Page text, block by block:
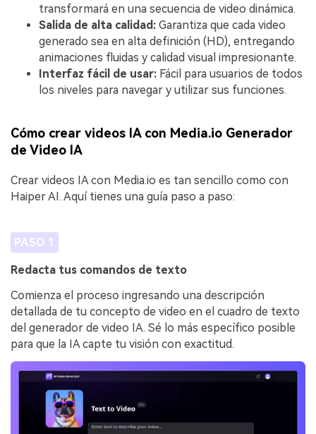
transformará en una secuencia de video dinámica.
Salida de alta calidad: Garantiza que cada video
generado sea en alta definición (HD), entregando
animaciones fluidas y calidad visual impresionante.
Interfaz fácil de usar: Fácil para usuarios de todos
los niveles para navegar y utilizar sus funciones.
Cómo crear videos IA con Media.io Generador
de Video IA
Crear videos IA con Media.io es tan sencillo como con
Haiper AI. Aquí tienes una guía paso a paso:
PASO 1
Redacta tus comandos de texto
Comienza el proceso ingresando una descripción
detallada de tu concepto de video en el cuadro de texto
del generador de video IA. Sé lo más específico posible
para que la IA capte tu visión con exactitud.